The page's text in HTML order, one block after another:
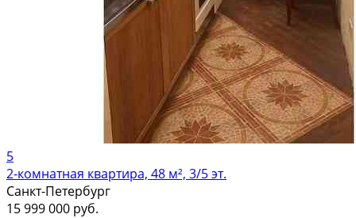
5
2-комнатная квартира, 48 м², 3/5 эт.
Санкт-Петербург
15 999 000 руб.